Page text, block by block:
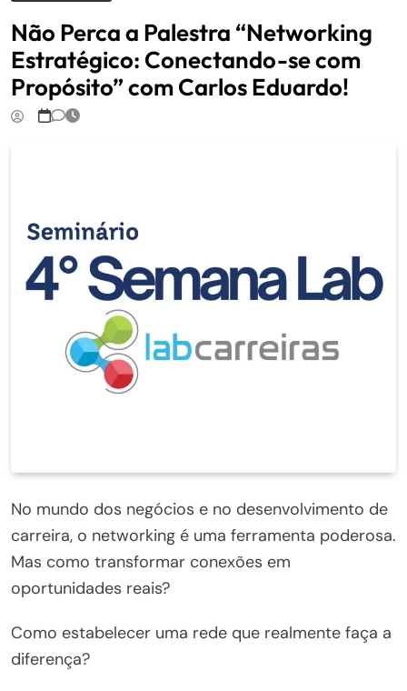
Não Perca a Palestra “Networking
Estratégico: Conectando-se com
Propósito” com Carlos Eduardo!
No mundo dos negócios e no desenvolvimento de
carreira, o networking é uma ferramenta poderosa.
Mas como transformar conexões em
oportunidades reais?
Como estabelecer uma rede que realmente faça a
diferença?